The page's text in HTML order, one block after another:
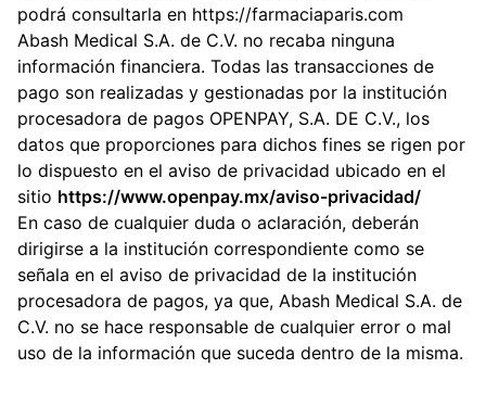
podrá consultarla en https://farmaciaparis.com
Abash Medical S.A. de C.V. no recaba ninguna
información financiera. Todas las transacciones de
pago son realizadas y gestionadas por la institución
procesadora de pagos OPENPAY, S.A. DE C.V., los
datos que proporciones para dichos fines se rigen por
lo dispuesto en el aviso de privacidad ubicado en el
sitio https://www.openpay.mx/aviso-privacidad/
En caso de cualquier duda o aclaración, deberán
dirigirse a la institución correspondiente como se
señala en el aviso de privacidad de la institución
procesadora de pagos, ya que, Abash Medical S.A. de
C.V. no se hace responsable de cualquier error o mal
uso de la información que suceda dentro de la misma.